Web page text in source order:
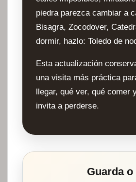
piedra parezca cambiar a
Bisagra, Zocodover,
dormir, hazlo: Toledo de
Esta actualización
una visita más práctica
llegar, qué ver, qué comer
invita a perderse.
Guarda